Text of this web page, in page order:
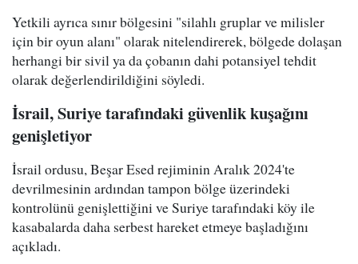
Yetkili ayrıca sınır bölgesini "silahlı gruplar ve milisler
için bir oyun alanı" olarak nitelendirerek, bölgede dolaşan
herhangi bir sivil ya da çobanın dahi potansiyel tehdit
olarak değerlendirildiğini söyledi.
İsrail, Suriye tarafındaki güvenlik kuşağını
genişletiyor
İsrail ordusu, Beşar Esed rejiminin Aralık 2024'te
devrilmesinin ardından tampon bölge üzerindeki
kontrolünü genişlettiğini ve Suriye tarafındaki köy ile
kasabalarda daha serbest hareket etmeye başladığını
açıkladı.